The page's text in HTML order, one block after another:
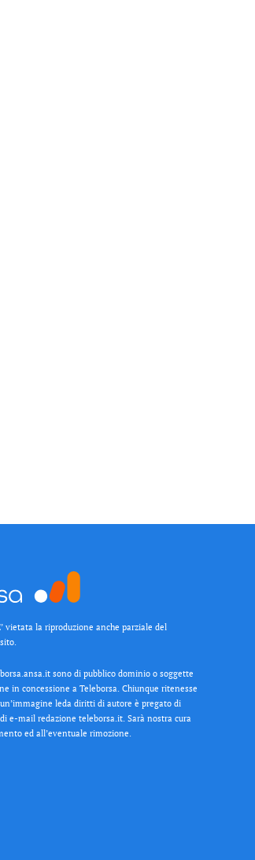
vietata la riproduzione anche parziale del
sono di pubblico dominio o soggette
in concessione a Teleborsa. Chiunque ritenesse
leda diritti di autore è pregato di
e-mail redazione teleborsa.it. Sarà nostra cura
ed all’eventuale rimozione.